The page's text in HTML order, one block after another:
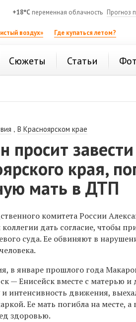
+18°C переменная облачность Прогноз
воздух» Где купаться летом?
Сюжеты Статьи
,В Красноярском крае
просит
края,
мать в ДТП
комитета России
дать согласие, чтобы
суда. Ее обвиняют в
в январе прошлого года
— Енисейск вместе с матерью
и интенсивность движения,
Ее мать погибла на месте,
здоровью.